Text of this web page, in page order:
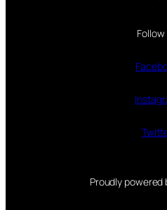
Follow
Proudly powered